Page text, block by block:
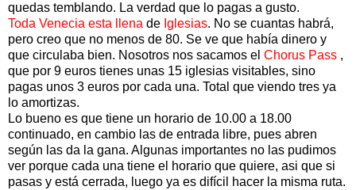
quedas temblando. La verdad que lo pagas a gusto.
Toda Venecia esta llena de Iglesias. No se cuantas habrá,
pero creo que no menos de 80. Se ve que había dinero y
que circulaba bien. Nosotros nos sacamos el Chorus Pass ,
que por 9 euros tienes unas 15 iglesias visitables, sino
pagas unos 3 euros por cada una. Total que viendo tres ya
lo amortizas.
Lo bueno es que tiene un horario de 10.00 a 18.00
continuado, en cambio las de entrada libre, pues abren
según las da la gana. Algunas importantes no las pudimos
ver porque cada una tiene el horario que quiere, asi que si
pasas y está cerrada, luego ya es difícil hacer la misma ruta.